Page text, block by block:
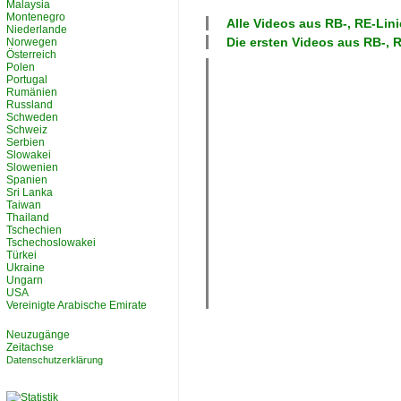
Alle Videos aus RB-, RE-
Die ersten Videos aus RB-,
Malaysia
Montenegro
Niederlande
Norwegen
Österreich
Polen
Portugal
Rumänien
Russland
Schweden
Schweiz
Serbien
Slowakei
Slowenien
Spanien
Sri Lanka
Taiwan
Thailand
Tschechien
Tschechoslowakei
Türkei
Ukraine
Ungarn
USA
Vereinigte Arabische Emirate
Neuzugänge
Zeitachse
Datenschutzerklärung